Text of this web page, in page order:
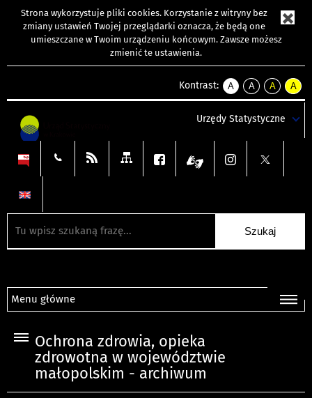
Strona wykorzystuje pliki cookies. Korzystanie z witryny bez
zmiany ustawień Twojej przeglądarki oznacza, że będą one
umieszczane w Twoim urządzeniu końcowym. Zawsze możesz
zmienić te ustawienia.
Kontrast:
A
kontrast
A
kontrast
tekst
czarnym
A
kontrast
tekst
czarnym
A
tekst
żółtym
Urzędy Statystyczne
Menu główne
Ochrona zdrowia, opieka
zdrowotna w województwie
małopolskim - archiwum